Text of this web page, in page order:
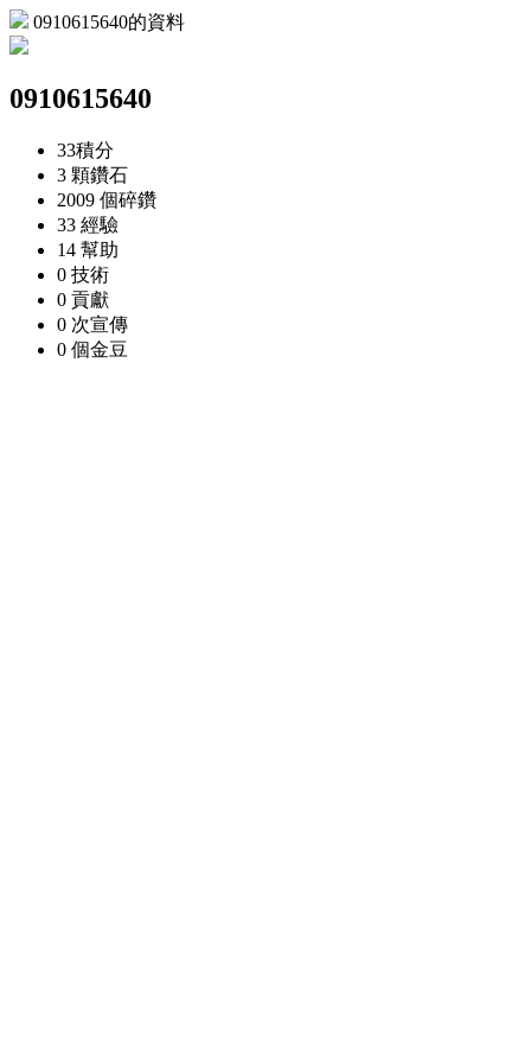
0910615640的資料
0910615640
33積分
3 顆鑽石
2009 個碎鑽
33 經驗
14 幫助
0 技術
0 貢獻
0 次宣傳
0 個金豆